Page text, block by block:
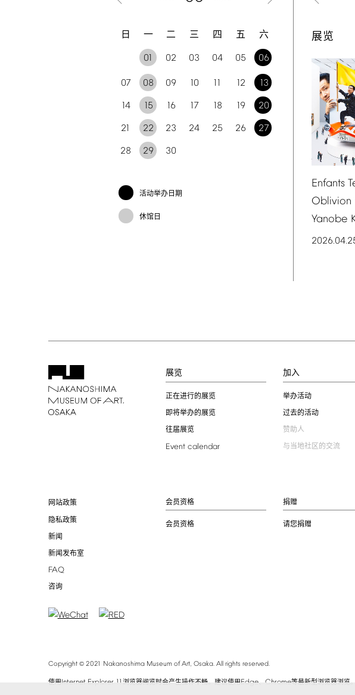
日 一 二 三 四 五 六
01 02 03 04 05 06
07 08 09 10 11 12 13
14 15 16 17 18 19 20
21 22 23 24 25 26 27
28 29 30
活动举办日期
休馆日
展览
Enfants
Oblivion
Yanobe
展览
正在进行的展览
即将举办的展览
往届展览
Event calendar
加入
举办活动
过去的活动
赞助人
与当地社区的交流
网站政策
隐私政策
新闻
新闻发布室
FAQ
咨询
会员资格
会员资格
捐赠
请您捐赠
Copyright© 2021 Nakanoshima Museum of Art, Osaka. All rights reserved.
使用Internet Explorer 11 浏览器阅览时会产生操作不畅。建议使用Edge、 Chrome等最新型浏览器浏览。